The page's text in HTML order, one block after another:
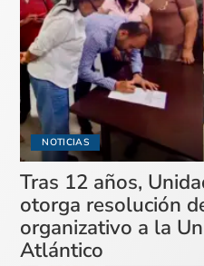
NOTICIAS
Tras 12 años,
otorga resolución
organizativo a la
Atlántico